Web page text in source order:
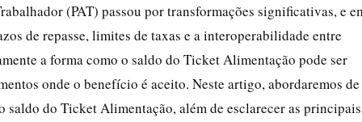
(PAT) passou por transformações significativas, e
de repasse, limites de taxas e a interoperabilidade entre
a forma como o saldo do Ticket Alimentação pode ser
onde o benefício é aceito. Neste artigo, abordaremos de
saldo do Ticket Alimentação, além de esclarecer as principais